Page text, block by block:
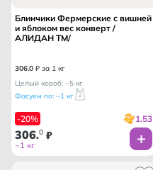
Блинчики Фермерские с вишней
и яблоком вес конверт /
АЛИДАН ТМ/
306.0 ₽ за 1 кг
Целый короб: ~5 кг
Фасуем по: ~1 кг
-20% 1.53
306.0 ₽
~1 кг